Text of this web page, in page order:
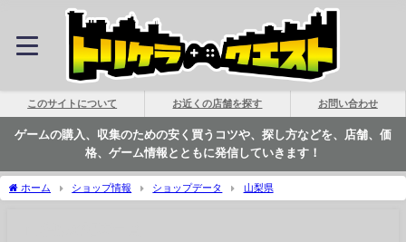
このサイトについて お近くの店舗を探す お問い合わせ
ゲームの購入、収集のための安く買うコツや、探し方などを、店舗、価
格、ゲーム情報とともに発信していきます！
ホーム ショップ情報 ショップデータ 山梨県